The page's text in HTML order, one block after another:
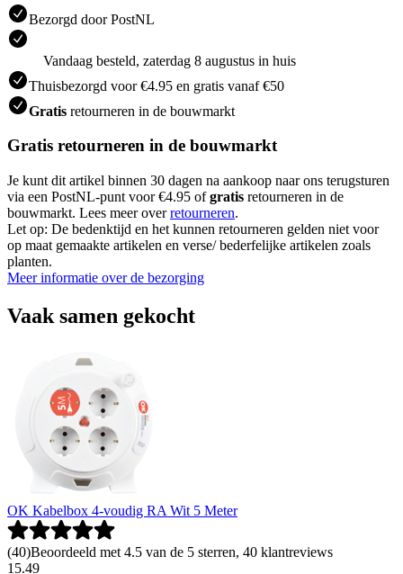
Bezorgd door PostNL
Vandaag besteld, zaterdag 8 augustus in huis
Thuisbezorgd voor €4.95 en gratis vanaf €50
Gratis retourneren in de bouwmarkt
Gratis retourneren in de bouwmarkt
Je kunt dit artikel binnen 30 dagen na aankoop naar ons terugsturen
via een PostNL-punt voor €4.95 ofgratis retourneren in de
bouwmarkt. Lees meer overretourneren.
Let op: De bedenktijd en het kunnen retourneren gelden niet voor
op maat gemaakte artikelen en verse/ bederfelijke artikelen zoals
planten.
Meer informatie over de bezorging
Vaak samen gekocht
OK Kabelbox 4-voudig RA Wit 5 Meter
(40)Beoordeeld met 4.5 van de 5 sterren, 40 klantreviews
15.49